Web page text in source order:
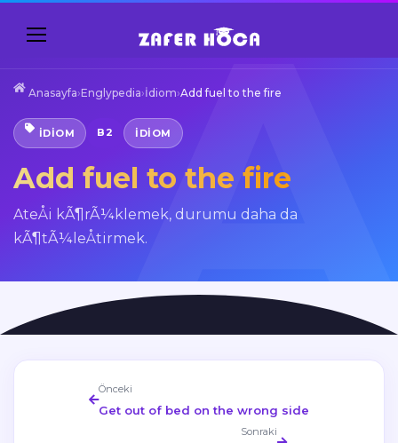
Anasayfa›Englypedia›İdiom›Add fuel to the fire
İDIOM B2 IDIOM
Add fuel to the fire
AteÅi kÃ¶rÃ¼klemek, durumu daha da
kÃ¶tÃ¼leÅtirmek.
Önceki
Get out of bed on the wrong side
Sonraki